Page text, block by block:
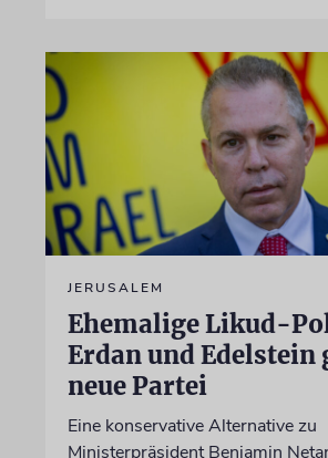
JERUSALEM
Ehemalige Likud-
Erdan und Edelstein
neue Partei
Eine konservative Alternative zu
Ministerpräsident Benjamin